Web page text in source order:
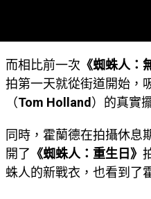
而相比前一次 《蜘蛛人：
拍第一天就從街道開始，
（Tom Holland）的真實
同時，霍蘭德在拍攝休息
開了 《蜘蛛人：重生日》
蛛人的新戰衣，也看到了